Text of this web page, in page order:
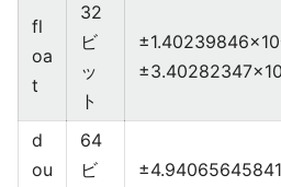
fl
oa
t
32
ビ
ッ
ト
d
ou
64
ビ